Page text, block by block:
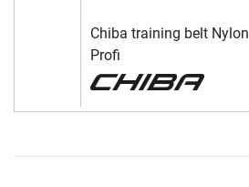
Chiba training belt Nylon
Profi